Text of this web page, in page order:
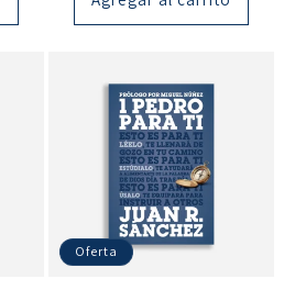
Oferta